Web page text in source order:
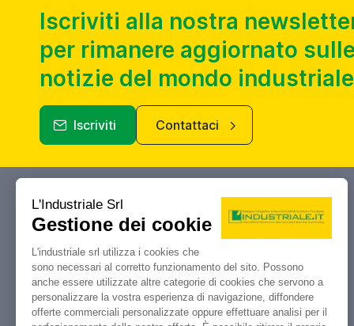
Iscriviti alla nostra
per rimanere aggiornato
notizie del mondo industriale
Iscriviti Contattaci
Industriale.it
Il tuo portale di riferimento per
compravendita, aste e liquidazioni di
macchine utensili e macchinari
industriali.